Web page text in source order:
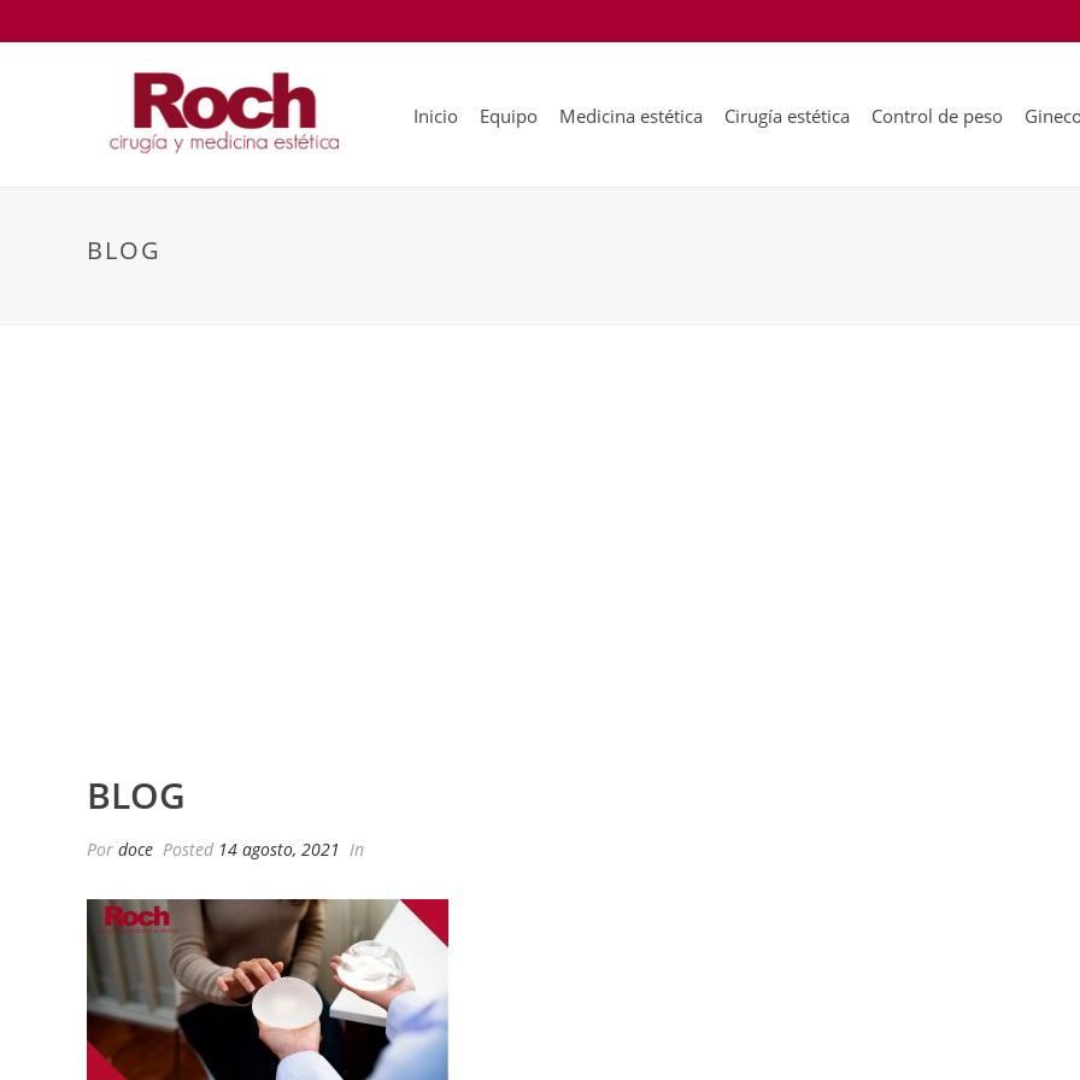
Inicio Equipo Medicina estética Cirugía estética Control de peso
BLOG
BLOG
Por doce Posted 14 agosto, 2021 In